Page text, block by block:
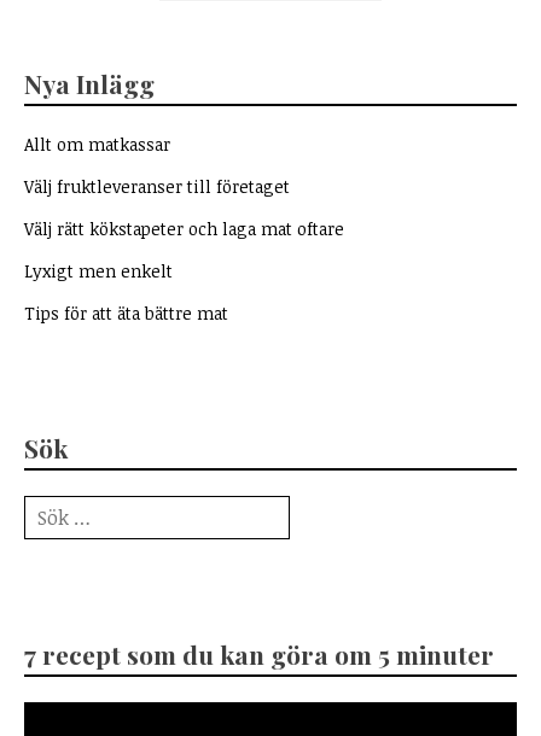
Nya Inlägg
Allt om matkassar
Välj fruktleveranser till företaget
Välj rätt kökstapeter och laga mat oftare
Lyxigt men enkelt
Tips för att äta bättre mat
Sök
Sök
efter:
7 recept som du kan göra om 5 minuter